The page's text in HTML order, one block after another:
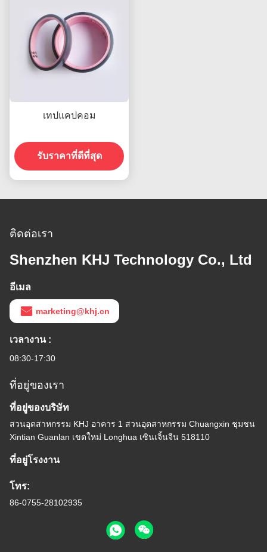
เทปแคปคอม
รับราคาที่ดีที่สุด
ติดต่อเรา
Shenzhen KHJ Technology Co., Ltd
อีเมล
marketing@khj.cn
เวลางาน :
08:30-17:30
ที่อยู่ของเรา
ที่อยู่ของบริษัท
สวนอุตสาหกรรม KHJ อาคาร 1 สวนอุตสาหกรรม Chuangxin ชุมชน
Xintian Guanlan เขตใหม่ Longhua เซินเจิ้นจีน 518110
ที่อยู่โรงงาน
โทร:
86-0755-28102935